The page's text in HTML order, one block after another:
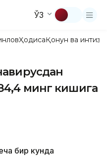
ЎЗ
ҲодисаҚонун ва
минг кишига
бир кунда